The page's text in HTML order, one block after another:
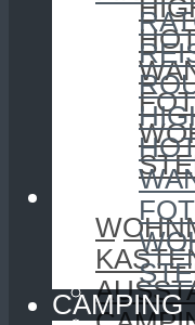
CAMPING
CAMPING